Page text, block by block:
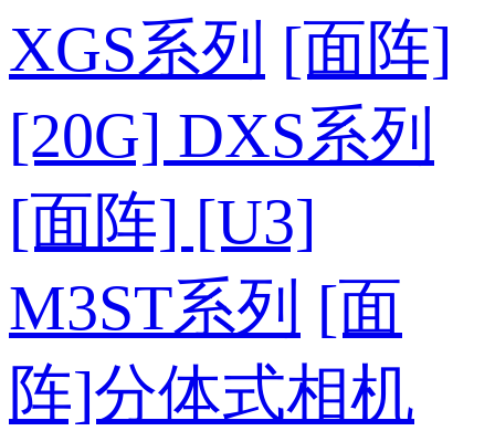
XGS系列 [面阵]
[20G] DXS系列
[面阵] [U3]
M3ST系列 [面
阵]分体式相机